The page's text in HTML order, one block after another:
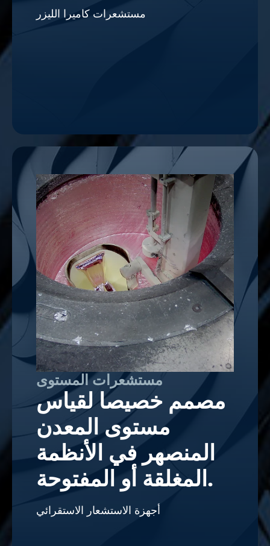
مستشعرات كاميرا الليزر
مستشعرات المستوى
مصمم خصيصا لقياس
مستوى المعدن
المنصهر في الأنظمة
المغلقة أو المفتوحة.
أجهزة الاستشعار الاستقرائي